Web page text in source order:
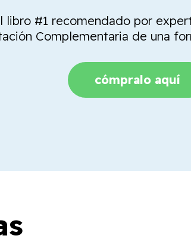
libro #1 recomendado por
Complementaria de una
cómpralo aquí